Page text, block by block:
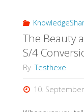
The Beauty
S/4
By Testhexe
10.